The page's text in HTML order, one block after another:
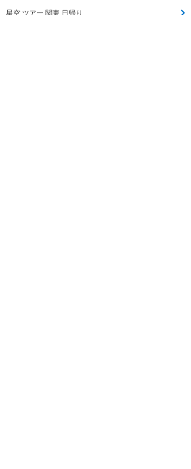
星空 ツアー 関東 日帰り